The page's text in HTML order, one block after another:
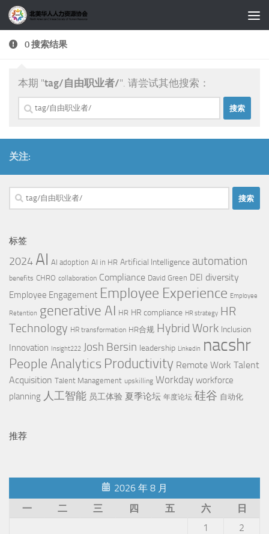
跳至内容
0 搜索结果
本期 "tag/自由职业者/". 请尝试其他搜索：
搜
索：
关注:
搜
索：
标签
2024 AI AI adoption AI in HR Artificial Intelligence automation
benefits CHRO collaboration Compliance David Green DEI diversity
Employee Engagement Employee Experience Employee
Retention generative AI HR HR compliance HR strategy HR
Technology HR transformation HR合规 Hybrid Work Inclusion
Innovation Insight222 Josh Bersin leadership Linkedin nacshr
People Analytics Productivity Remote Work Talent
Acquisition Talent Management upskilling Workday workforce
planning 人工智能 员工体验 夏季论坛 年度论坛 硅谷 自动化
推荐
2026 年 8 月
一
二 三 四 五 六
日
1
2